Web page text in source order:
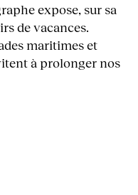
expose, sur sa
de vacances.
maritimes et
à prolonger nos